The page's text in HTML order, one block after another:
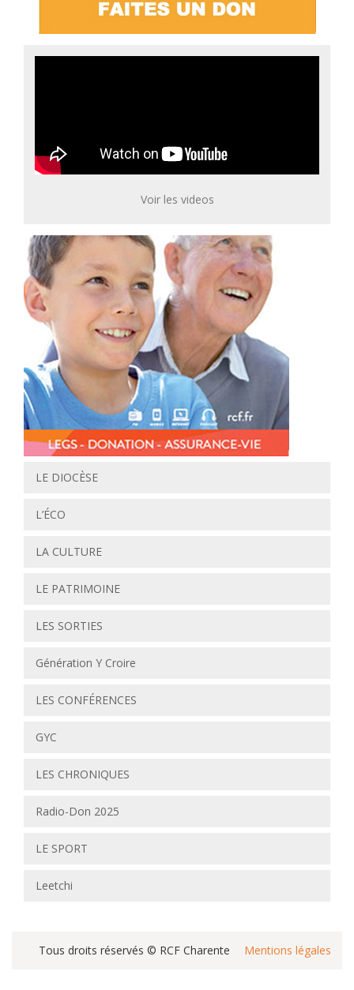
Voir les videos
LE DIOCÈSE
L’ÉCO
LA CULTURE
LE PATRIMOINE
LES SORTIES
Génération Y Croire
LES CONFÉRENCES
GYC
LES CHRONIQUES
Radio-Don 2025
LE SPORT
Leetchi
Tous droits réservés © RCF Charente Mentions légales